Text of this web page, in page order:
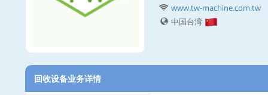
www.tw-machine.com.tw
中国台湾
回收设备业务详情